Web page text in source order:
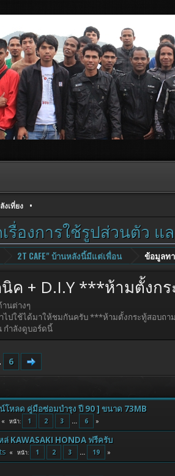
งเที่ยง
รื่องการใช้รูปส่วนตัว แ
2T CAFE" บ้านหลังนี้มีแต่เพื่อน ข้อมูลท
ค + D.I.Y ***ห้ามตั้ง
นต่างๆ
ไปใช้ได้มาให้ชมกันครับ ***ห้ามตั้งกระทู้สอบถ
กำลังดูบอร์ดนี้
6
โหลด คู่มือซ่อมบำรุง ปี 90 ] ขนาด 73MB
หน้า 1 2 3 ... 6
KAWASAKI HONDA ฟรีครับ
หน้า 1 2 3 ... 19